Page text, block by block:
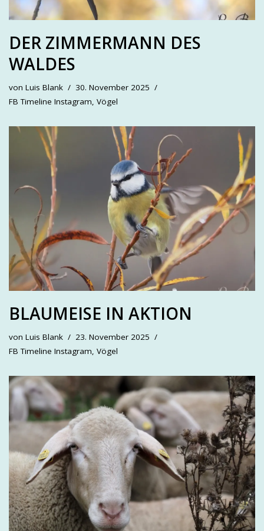
DER ZIMMERMANN DES
WALDES
von Luis Blank
30. November 2025
FB Timeline Instagram, Vögel
BLAUMEISE IN AKTION
von Luis Blank
23. November 2025
FB Timeline Instagram Vögel